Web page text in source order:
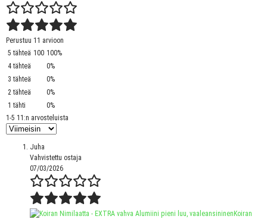
Perustuu 11 arvioon
5 tähteä 100 100%
4 tähteä
0%
3 tähteä
0%
2 tähteä
0%
1 tähti
0%
1-5 11:n arvosteluista
Juha
Vahvistettu ostaja
07/03/2026
Koiran